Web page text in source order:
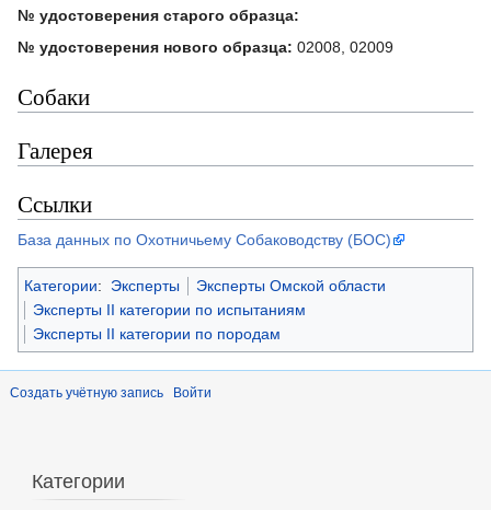
№ удостоверения старого образца:
№ удостоверения нового образца: 02008, 02009
Собаки
Галерея
Ссылки
База данных по Охотничьему Собаководству (БОС)
Категории: Эксперты
Эксперты Омской области
Эксперты II категории по испытаниям
Эксперты II категории по породам
Создать учётную запись Войти
Категории